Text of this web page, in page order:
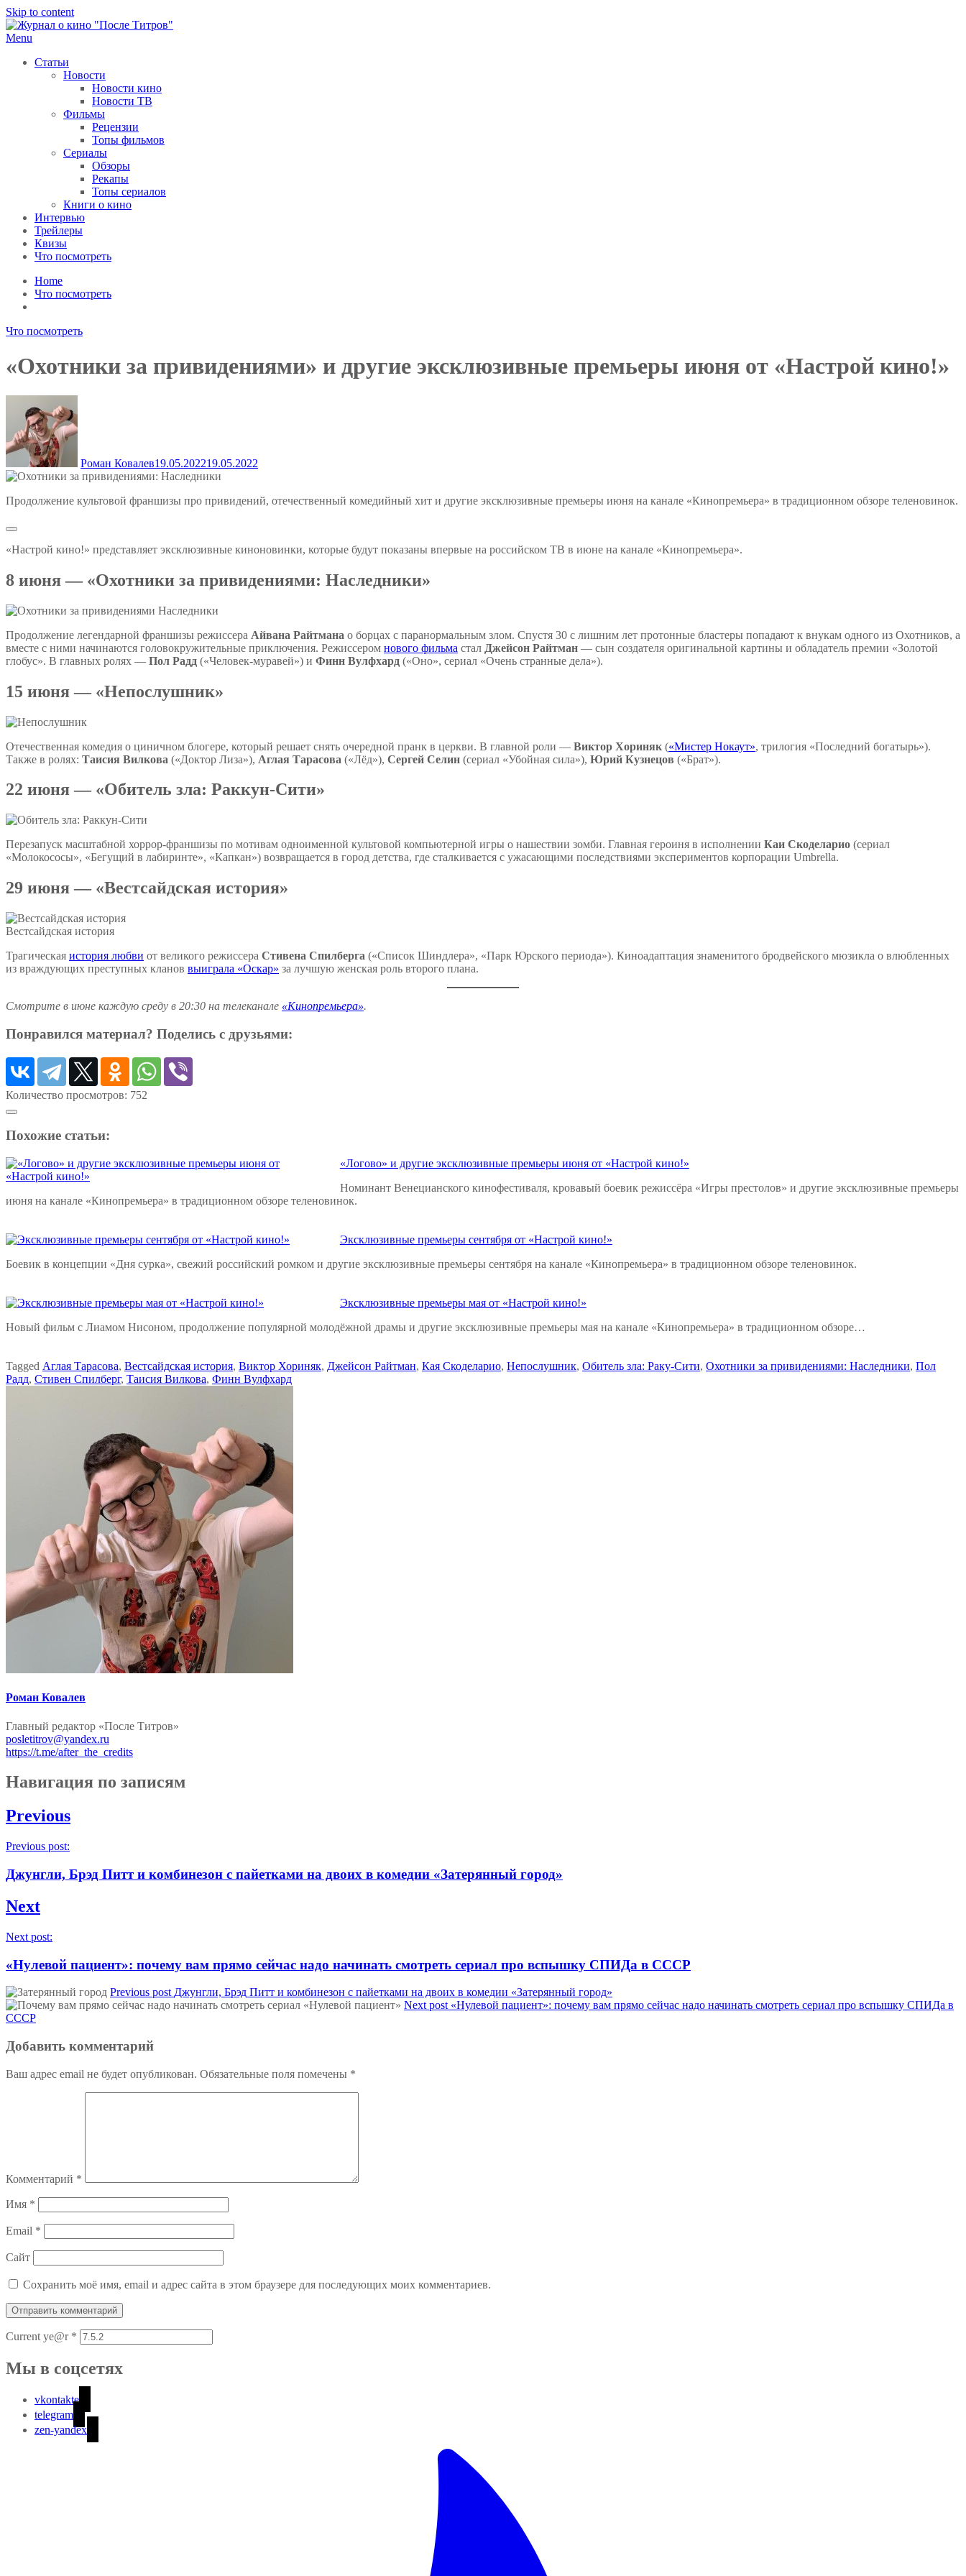
Skip to content
Menu
Статьи
Новости
Новости кино
Новости ТВ
Фильмы
Рецензии
Топы фильмов
Сериалы
Обзоры
Рекапы
Топы сериалов
Книги о кино
Интервью
Трейлеры
Квизы
Что посмотреть
Home
Что посмотреть
Что посмотреть
«Охотники за привидениями» и другие эксклюзивные премьеры июня от «Настрой кино!»
Роман Ковалев19.05.202219.05.2022
Продолжение культовой франшизы про привидений, отечественный комедийный хит и другие эксклюзивные премьеры июня на канале «Кинопремьера» в традиционном обзоре теленовинок.
«Настрой кино!» представляет эксклюзивные киноновинки, которые будут показаны впервые на российском ТВ в июне на канале «Кинопремьера».
8 июня — «Охотники за привидениями: Наследники»
Продолжение легендарной франшизы режиссера Айвана Райтмана о борцах с паранормальным злом. Спустя 30 с лишним лет протонные бластеры попадают к внукам одного из Охотников, а
вместе с ними начинаются головокружительные приключения. Режиссером нового фильма стал Джейсон Райтман — сын создателя оригинальной картины и обладатель премии «Золотой
глобус». В главных ролях — Пол Радд («Человек-муравей») и Финн Вулфхард («Оно», сериал «Очень странные дела»).
15 июня — «Непослушник»
Отечественная комедия о циничном блогере, который решает снять очередной пранк в церкви. В главной роли — Виктор Хориняк («Мистер Нокаут», трилогия «Последний богатырь»).
Также в ролях: Таисия Вилкова («Доктор Лиза»), Аглая Тарасова («Лёд»), Сергей Селин (сериал «Убойная сила»), Юрий Кузнецов («Брат»).
22 июня — «Обитель зла: Раккун-Сити»
Перезапуск масштабной хоррор-франшизы по мотивам одноименной культовой компьютерной игры о нашествии зомби. Главная героиня в исполнении Каи Скоделарио (сериал
«Молокососы», «Бегущий в лабиринте», «Капкан») возвращается в город детства, где сталкивается с ужасающими последствиями экспериментов корпорации Umbrella.
29 июня — «Вестсайдская история»
Вестсайдская история
Трагическая история любви от великого режиссера Стивена Спилберга («Список Шиндлера», «Парк Юрского периода»). Киноадаптация знаменитого бродвейского мюзикла о влюбленных
из враждующих преступных кланов выиграла «Оскар» за лучшую женская роль второго плана.
Смотрите в июне каждую среду в 20:30 на телеканале «Кинопремьера».
Понравился материал? Поделись с друзьями:
Количество просмотров: 752
Похожие статьи:
«Логово» и другие эксклюзивные премьеры июня от «Настрой кино!»
Номинант Венецианского кинофестиваля, кровавый боевик режиссёра «Игры престолов» и другие эксклюзивные премьеры
июня на канале «Кинопремьера» в традиционном обзоре теленовинок.
Эксклюзивные премьеры сентября от «Настрой кино!»
Боевик в концепции «Дня сурка», свежий российский ромком и другие эксклюзивные премьеры сентября на канале «Кинопремьера» в традиционном обзоре теленовинок.
Эксклюзивные премьеры мая от «Настрой кино!»
Новый фильм с Лиамом Нисоном, продолжение популярной молодёжной драмы и другие эксклюзивные премьеры мая на канале «Кинопремьера» в традиционном обзоре…
Tagged Аглая Тарасова, Вестсайдская история, Виктор Хориняк, Джейсон Райтман, Кая Скоделарио, Непослушник, Обитель зла: Раку-Сити, Охотники за привидениями: Наследники, Пол
Радд, Стивен Спилберг, Таисия Вилкова, Финн Вулфхард
Роман Ковалев
Главный редактор «После Титров»
posletitrov@yandex.ru
https://t.me/after_the_credits
Навигация по записям
Previous
Previous post:
Джунгли, Брэд Питт и комбинезон с пайетками на двоих в комедии «Затерянный город»
Next
Next post:
«Нулевой пациент»: почему вам прямо сейчас надо начинать смотреть сериал про вспышку СПИДа в СССР
Previous post Джунгли, Брэд Питт и комбинезон с пайетками на двоих в комедии «Затерянный город»
Next post «Нулевой пациент»: почему вам прямо сейчас надо начинать смотреть сериал про вспышку СПИДа в
СССР
Добавить комментарий
Ваш адрес email не будет опубликован. Обязательные поля помечены *
Комментарий *
Имя *
Email *
Сайт
Сохранить моё имя, email и адрес сайта в этом браузере для последующих моих комментариев.
Current ye@r *
Мы в соцсетях
vkontakte
telegram
zen-yandex